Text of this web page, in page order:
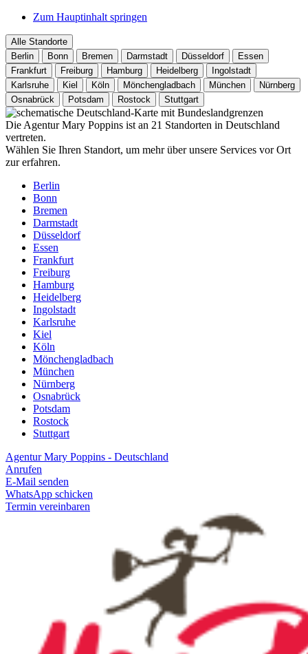
Zum Hauptinhalt springen
Alle Standorte
Berlin
Bonn Bremen Darmstadt Düsseldorf
Essen
Frankfurt
Freiburg Hamburg Heidelberg
Ingolstadt
Karlsruhe
Kiel Köln Mönchengladbach München
Nürnberg
Osnabrück
Potsdam Rostock Stuttgart
Die Agentur Mary Poppins ist an 21 Standorten in Deutschland
vertreten.
Wählen Sie Ihren Standort, um mehr über unsere Services vor Ort
zur erfahren.
Berlin
Bonn
Bremen
Darmstadt
Düsseldorf
Essen
Frankfurt
Freiburg
Hamburg
Heidelberg
Ingolstadt
Karlsruhe
Kiel
Köln
Mönchengladbach
München
Nürnberg
Osnabrück
Potsdam
Rostock
Stuttgart
Agentur Mary Poppins - Deutschland
Anrufen
E-Mail senden
WhatsApp schicken
Termin vereinbaren